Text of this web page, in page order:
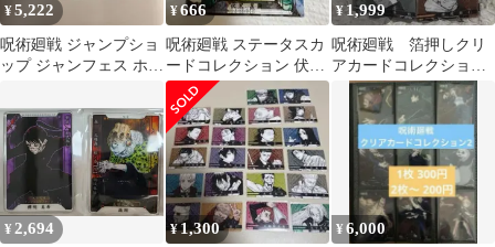
¥5,222
呪術廻戦 ジャンプショ
ップ ジャンフェス ホロ
ード セット
¥666
呪術廻戦 ステータスカ
ードコレクション 伏黒
甚爾
¥1,999
呪術廻戦 箔押しクリ
アカードコレクショ
ン 4点セット（48枚）
¥ 2,694 ¥1,300 ¥6,000